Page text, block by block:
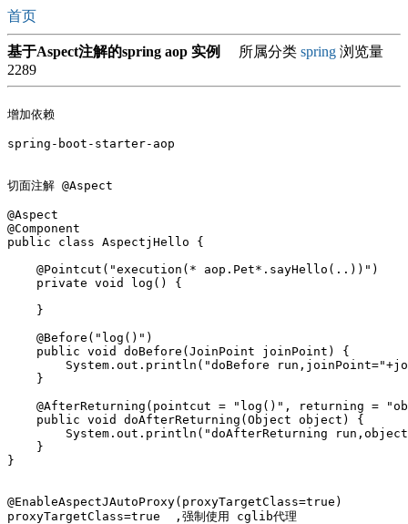
首页
基于Aspect注解的spring aop 实例 所属分类 spring 浏览量
2289
增加依赖
spring-boot-starter-aop
切面注解 @Aspect
@Aspect
@Component
public class AspectjHello {
    @Pointcut("execution(* aop.Pet*.sayHello(..))")
    private void log() {
    }
    @Before("log()")
    public void doBefore(JoinPoint joinPoint) {
    }
@AfterReturning(pointcut = "log()", returning =
    public void doAfterReturning(Object object) {
    }
}
@EnableAspectJAutoProxy(proxyTargetClass=true)
proxyTargetClass=true  ,强制使用 cglib代理